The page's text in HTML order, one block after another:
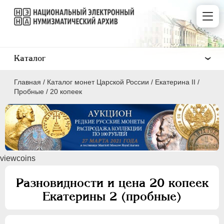
Главная / Каталог монет Царской России / Екатерина II /
Пробные / 20 копеек
viewcoins
Разновидности и цена 20 копеек
Екатерины 2 (пробные)
Каталог
ПEТР I 1699 - 1725
ЕКАТЕРИНА I
АННА ИОАННОВНА 1730-1740
ИОАНН АНТОНОВИЧ 1740-1741